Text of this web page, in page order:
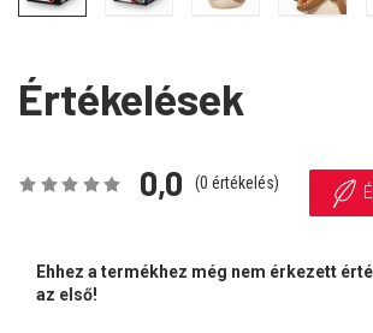
Értékelések
0,0 (0 értékelés)
Ehhez a termékhez még nem érkezett
az első!